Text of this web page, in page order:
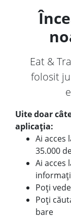
Eat &
folosit
Uite doar
aplicația:
Ai acces
35.000
Ai acces
Poți
Poți
bare